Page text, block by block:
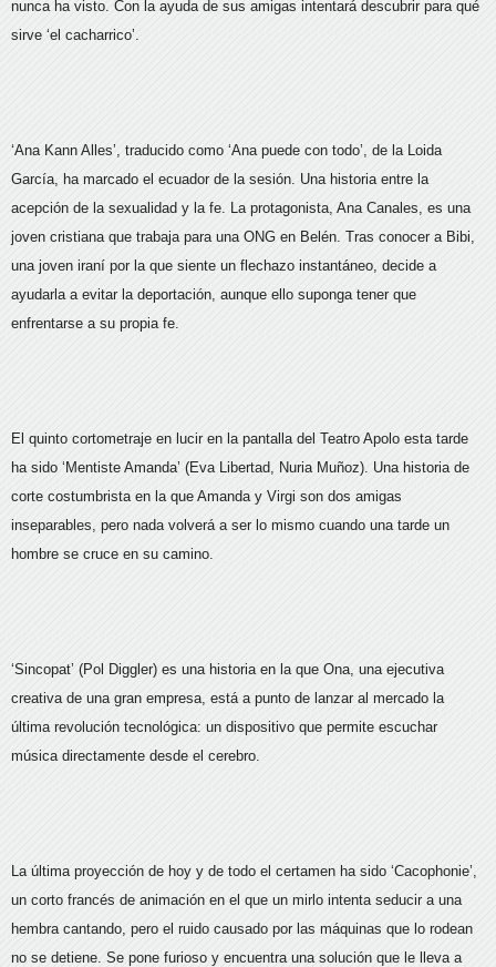
nunca ha visto. Con la ayuda de sus amigas intentará descubrir para qué
sirve ‘el cacharrico’.
‘Ana Kann Alles’, traducido como ‘Ana puede con todo’, de la Loida
García, ha marcado el ecuador de la sesión. Una historia entre la
acepción de la sexualidad y la fe. La protagonista, Ana Canales, es una
joven cristiana que trabaja para una ONG en Belén. Tras conocer a Bibi,
una joven iraní por la que siente un flechazo instantáneo, decide a
ayudarla a evitar la deportación, aunque ello suponga tener que
enfrentarse a su propia fe.
El quinto cortometraje en lucir en la pantalla del Teatro Apolo esta tarde
ha sido ‘Mentiste Amanda’ (Eva Libertad, Nuria Muñoz). Una historia de
corte costumbrista en la que Amanda y Virgi son dos amigas
inseparables, pero nada volverá a ser lo mismo cuando una tarde un
hombre se cruce en su camino.
‘Sincopat’ (Pol Diggler) es una historia en la que Ona, una ejecutiva
creativa de una gran empresa, está a punto de lanzar al mercado la
última revolución tecnológica: un dispositivo que permite escuchar
música directamente desde el cerebro.
La última proyección de hoy y de todo el certamen ha sido ‘Cacophonie’,
un corto francés de animación en el que un mirlo intenta seducir a una
hembra cantando, pero el ruido causado por las máquinas que lo rodean
no se detiene. Se pone furioso y encuentra una solución que le lleva a